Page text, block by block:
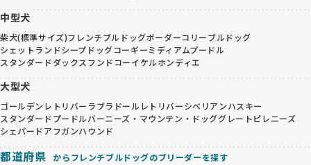
中型犬
柴犬(標準サイズ)フレンチブルドッグボーダーコリーブルドッグ
シェットランドシープドッグコーギーミディアムプードル
スタンダードダックスフンドコーイケルホンディエ
大型犬
ゴールデンレトリバー ラブラドールレトリバーシベリアンハスキー
スタンダードプードルバーニーズ・マウンテン・ドッググレートピレニーズ
シェパードアフガンハウンド
都道府県 からフレンチブルドッグのブリーダーを探す